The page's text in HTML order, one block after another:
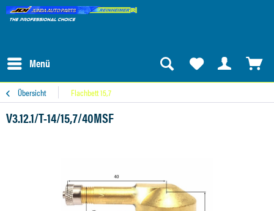
Menü
Übersicht Flachbett 15,7
V3.12.1/T-14/15,7/40MSF